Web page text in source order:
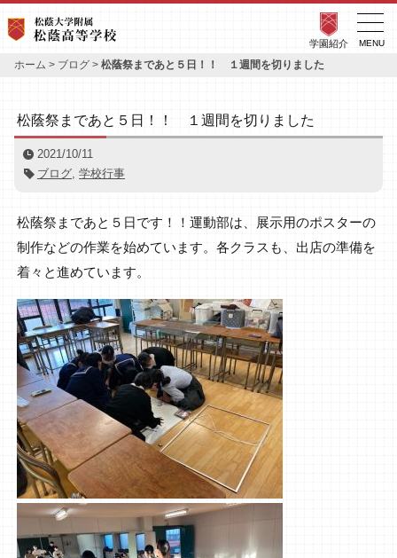
学園紹介
ホーム > ブログ > 松蔭祭まであと５日！！ １週間を切りました
松蔭祭まであと５日！！ １週間を切りました
2021/10/11
ブログ, 学校行事
松蔭祭まであと５日です！！運動部は、展示用のポスターの
制作などの作業を始めています。各クラスも、出店の準備を
着々と進めています。
MENU